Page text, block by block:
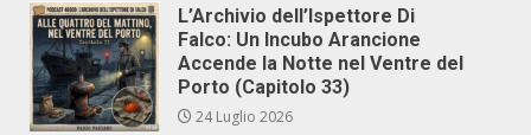
L’Archivio dell’Ispettore Di
Falco: Un Incubo Arancione
Accende la Notte nel Ventre del
Porto (Capitolo 33)
24 Luglio 2026